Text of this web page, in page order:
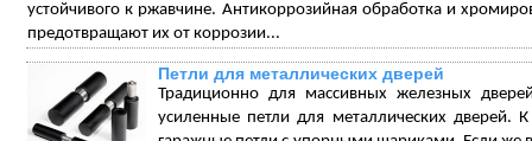
устойчивого к ржавчине. Антикоррозийная обработка и
предотвращают их от коррозии...
Петли для металлических дверей
Традиционно для массивных железных
усиленные петли для металлических дверей.